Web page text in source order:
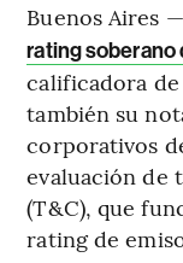
Buenos Aires
rating soberano
calificadora
también su
corporativos
evaluación de
(T&C), que
rating de